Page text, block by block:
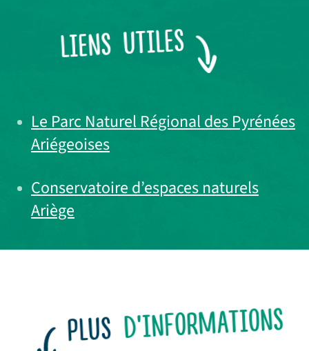
LIENS UTILES
Le Parc Naturel Régional des Pyrénées
Ariégeoises
Conservatoire d’espaces naturels
Ariège
PLUSD'INFORMATIONS